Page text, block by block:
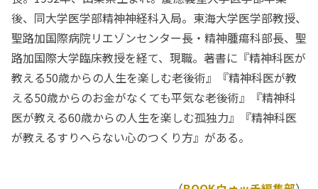
後、同大学医学部精神神経科入局。東海大学医学部教授、
聖路加国際病院リエゾンセンター長・精神腫瘍科部長、聖
路加国際大学臨床教授を経て、現職。著書に『精神科医が
教える50歳からの人生を楽しむ老後術』『精神科医が教
える50歳からのお金がなくても平気な老後術』『精神科
医が教える60歳からの人生を楽しむ孤独力』『精神科医
が教えるすりへらない心のつくり方』がある。